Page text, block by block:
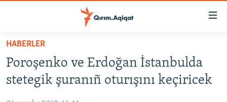
Esas
qaytmaq
Baş
navigatsiyağa
SİYASET
İQTİSADİYAT
HABERLER
Poroşenko ve Erdoğan İstanbulda
stetegik şuranıñ oturışını keçiricek